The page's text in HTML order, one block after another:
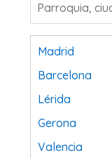
Madrid
Barcelona
Lérida
Gerona
Valencia